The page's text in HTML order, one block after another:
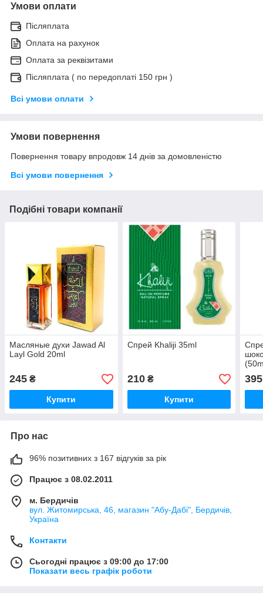
Умови оплати
Післяплата
Оплата на рахунок
Оплата за реквізитами
Післяплата ( по передоплаті 150 грн )
Всі умови оплати
Умови повернення
Повернення товару впродовж 14 днів за домовленістю
Всі умови повернення
Подібні товари компанії
Масляные духи Jawad Al
Layl Gold 20ml
245 ₴
Купити
Спрей Khaliji 35ml
210₴
Купити
395
Про нас
96% позитивних з 167 відгуків за рік
Працює з 08.02.2011
м. Бердичів
вул. Житомирська, 46, магазин "Абу-Дабі", Бердичів,
Україна
Контакти
Сьогодні працює з 09:00 до 17:00
Показати весь графік роботи